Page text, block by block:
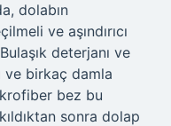
dolabın
ve aşındırıcı
deterjanı ve
ve birkaç damla
bez bu
sonra dolap